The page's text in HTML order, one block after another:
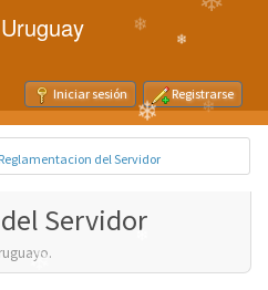
Iniciar sesión Registrarse
Reglamentacion del Servidor
Servidor
❄
❄
❄
❄
❄ ❄